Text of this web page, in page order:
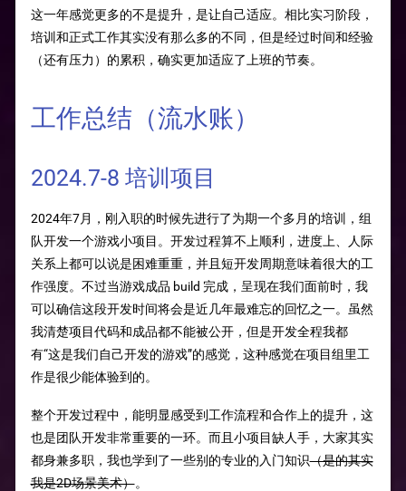
这一年感觉更多的不是提升，是让自己适应。相比实习阶段，
培训和正式工作其实没有那么多的不同，但是经过时间和经验
（还有压力）的累积，确实更加适应了上班的节奏。
工作总结（流水账）
2024.7-8 培训项目
2024年7月，刚入职的时候先进行了为期一个多月的培训，组
队开发一个游戏小项目。开发过程算不上顺利，进度上、人际
关系上都可以说是困难重重，并且短开发周期意味着很大的工
作强度。不过当游戏成品 build 完成，呈现在我们面前时，我
可以确信这段开发时间将会是近几年最难忘的回忆之一。虽然
我清楚项目代码和成品都不能被公开，但是开发全程我都
有“这是我们自己开发的游戏”的感觉，这种感觉在项目组里工
作是很少能体验到的。
整个开发过程中，能明显感受到工作流程和合作上的提升，这
也是团队开发非常重要的一环。而且小项目缺人手，大家其实
都身兼多职，我也学到了一些别的专业的入门知识（是的其实
我是2D场景美术）。